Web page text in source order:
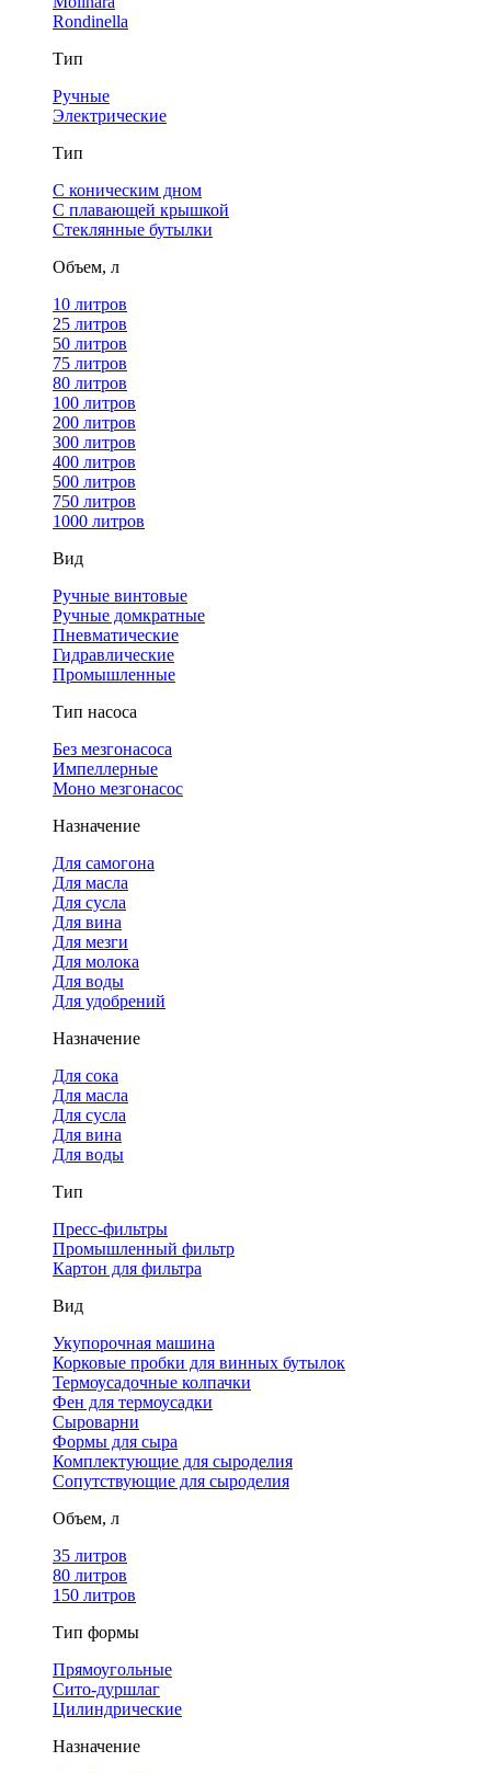
Rondinella
Тип
Ручные
Электрические
Тип
С коническим дном
С плавающей крышкой
Стеклянные бутылки
Объем, л
10 литров
25 литров
50 литров
75 литров
80 литров
100 литров
200 литров
300 литров
400 литров
500 литров
750 литров
1000 литров
Вид
Ручные винтовые
Ручные домкратные
Пневматические
Гидравлические
Промышленные
Тип насоса
Без мезгонасоса
Импеллерные
Моно мезгонасос
Назначение
Для самогона
Для масла
Для сусла
Для вина
Для мезги
Для молока
Для воды
Для удобрений
Назначение
Для сока
Для масла
Для сусла
Для вина
Для воды
Тип
Пресс-фильтры
Промышленный фильтр
Картон для фильтра
Вид
Укупорочная машина
Корковые пробки для винных бутылок
Термоусадочные колпачки
Фен для термоусадки
Сыроварни
Формы для сыра
Комплектующие для сыроделия
Сопутствующие для сыроделия
Объем, л
35 литров
80 литров
150 литров
Тип формы
Прямоугольные
Сито-дуршлаг
Цилиндрические
Назначение